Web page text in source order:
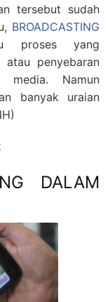
tersebut sudah
BROADCASTING
proses yang
atau penyebaran
media. Namun
banyak uraian
DALAM